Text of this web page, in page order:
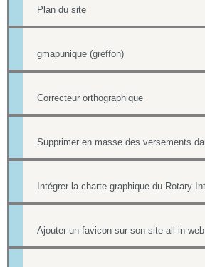
Plan du site
gmapunique (greffon)
Correcteur orthographique
Ajouter un favicon sur son site all-in-web